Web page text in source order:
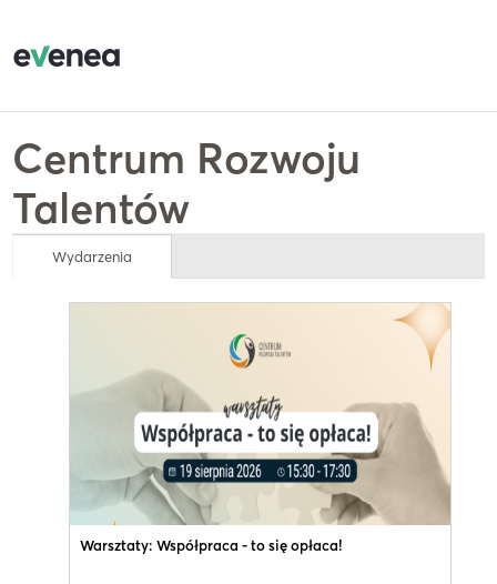
Centrum Rozwoju
Talentów
Wydarzenia
Warsztaty: Współpraca - to się opłaca!